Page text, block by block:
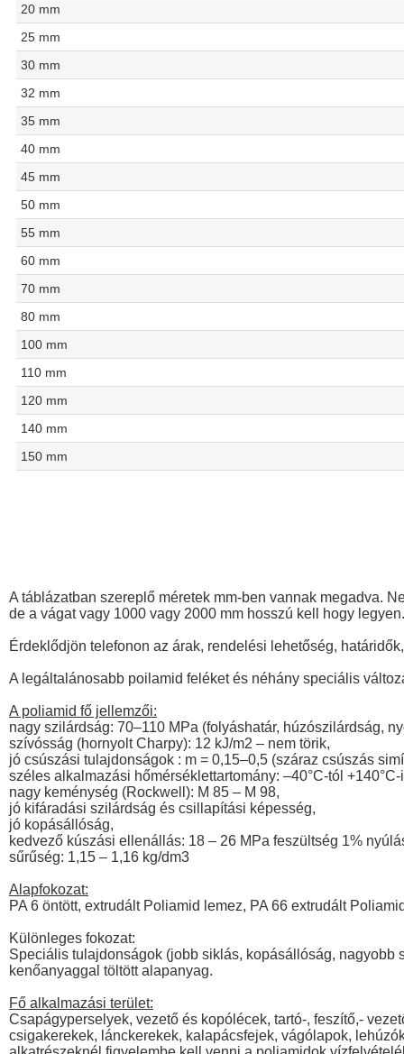
20 mm
25 mm
30 mm
32 mm
35 mm
40 mm
45 mm
50 mm
55 mm
60 mm
70 mm
80 mm
100 mm
110 mm
120 mm
140 mm
150 mm
A táblázatban szereplő méretek mm-ben vannak megadva.
de a vágat vagy 1000 vagy 2000 mm hosszú kell hogy legyen.
Érdeklődjön telefonon az árak, rendelési lehetőség,
A legáltalánosabb poilamid feléket és néhány speciális
A poliamid fő jellemzői:
nagy szilárdság: 70–110 MPa (folyáshatár, húzószilárdság,
szívósság (hornyolt Charpy): 12 kJ/m2 – nem törik,
jó csúszási tulajdonságok : m = 0,15–0,5 (száraz csúszás
széles alkalmazási hőmérséklettartomány: –40°C-tól +140°C-
nagy keménység (Rockwell): M 85 – M 98,
jó kifáradási szilárdság és csillapítási képesség,
jó kopásállóság,
kedvező kúszási ellenállás: 18 – 26 MPa feszültség 1%
sűrűség: 1,15 – 1,16 kg/dm3
Alapfokozat:
PA 6 öntött, extrudált Poliamid lemez, PA 66 extrudált
Különleges fokozat:
Speciális tulajdonságok (jobb siklás, kopásállóság,
kenőanyaggal töltött alapanyag.
Fő alkalmazási terület:
Csapágyperselyek, vezető és kopólécek, tartó-, feszítő,-
csigakerekek, lánckerekek, kalapácsfejek, vágólapok,